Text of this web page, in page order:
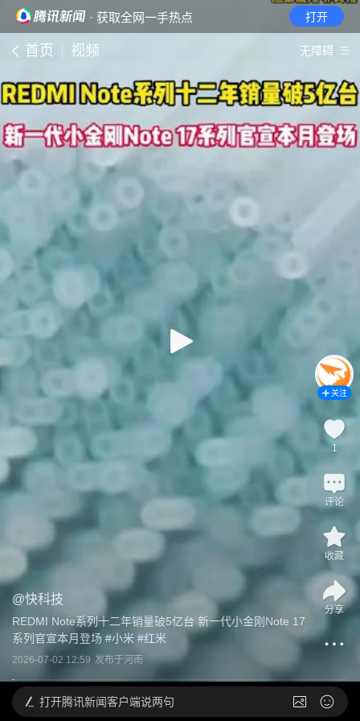
· 获取全网一手热点 打开
首页 视频 无障碍
@快科技
REDMI Note系列十二年销量破5亿台 新一代小金刚Note 17
系列官宣本月登场 #小米 #红米
2026-07-02 12:59 发布于河南
关注
1
评论
收藏
分享
打开腾讯新闻客户端说两句